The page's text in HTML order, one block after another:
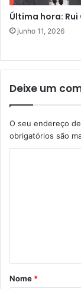
Última hora:
junho 11, 2026
Deixe um
O seu endereço
obrigatórios são
á
r
Nome *